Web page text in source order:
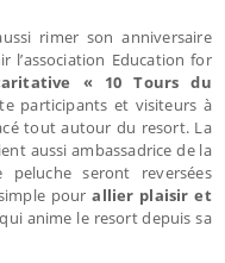
rimer son anniversaire
l’association Education for
« 10 Tours du
participants et visiteurs à
tout autour du resort. La
aussi ambassadrice de la
seront reversées
pourallier plaisir et
anime le resort depuis sa